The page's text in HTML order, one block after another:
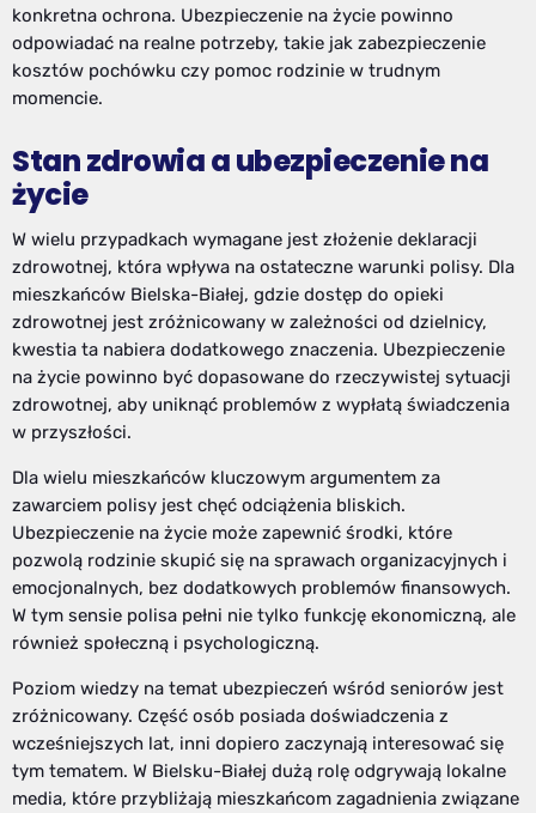
konkretna ochrona. Ubezpieczenie na życie powinno
odpowiadać na realne potrzeby, takie jak zabezpieczenie
kosztów pochówku czy pomoc rodzinie w trudnym
momencie.
Stan zdrowia a ubezpieczenie na
życie
W wielu przypadkach wymagane jest złożenie deklaracji
zdrowotnej, która wpływa na ostateczne warunki polisy. Dla
mieszkańców Bielska-Białej, gdzie dostęp do opieki
zdrowotnej jest zróżnicowany w zależności od dzielnicy,
kwestia ta nabiera dodatkowego znaczenia. Ubezpieczenie
na życie powinno być dopasowane do rzeczywistej sytuacji
zdrowotnej, aby uniknąć problemów z wypłatą świadczenia
w przyszłości.
Dla wielu mieszkańców kluczowym argumentem za
zawarciem polisy jest chęć odciążenia bliskich.
Ubezpieczenie na życie może zapewnić środki, które
pozwolą rodzinie skupić się na sprawach organizacyjnych i
emocjonalnych, bez dodatkowych problemów finansowych.
W tym sensie polisa pełni nie tylko funkcję ekonomiczną, ale
również społeczną i psychologiczną.
Poziom wiedzy na temat ubezpieczeń wśród seniorów jest
zróżnicowany. Część osób posiada doświadczenia z
wcześniejszych lat, inni dopiero zaczynają interesować się
tym tematem. W Bielsku-Białej dużą rolę odgrywają lokalne
media, które przybliżają mieszkańcom zagadnienia związane